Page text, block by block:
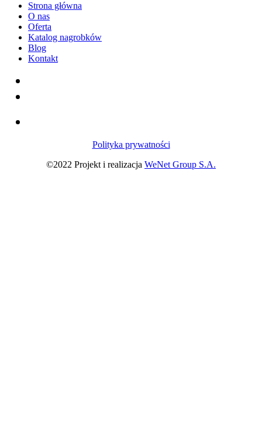
Strona główna
O nas
Oferta
Katalog nagrobków
Blog
Kontakt
Polityka prywatności
©2022 Projekt i realizacja WeNet Group S.A.